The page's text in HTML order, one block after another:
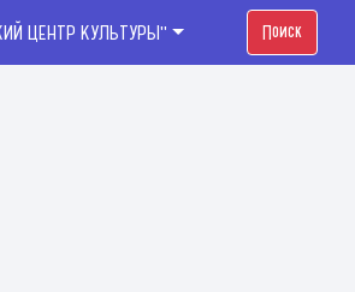
ЦЕНТР КУЛЬТУРЫ" Поиск